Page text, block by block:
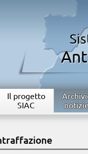
Il progetto
SIAC